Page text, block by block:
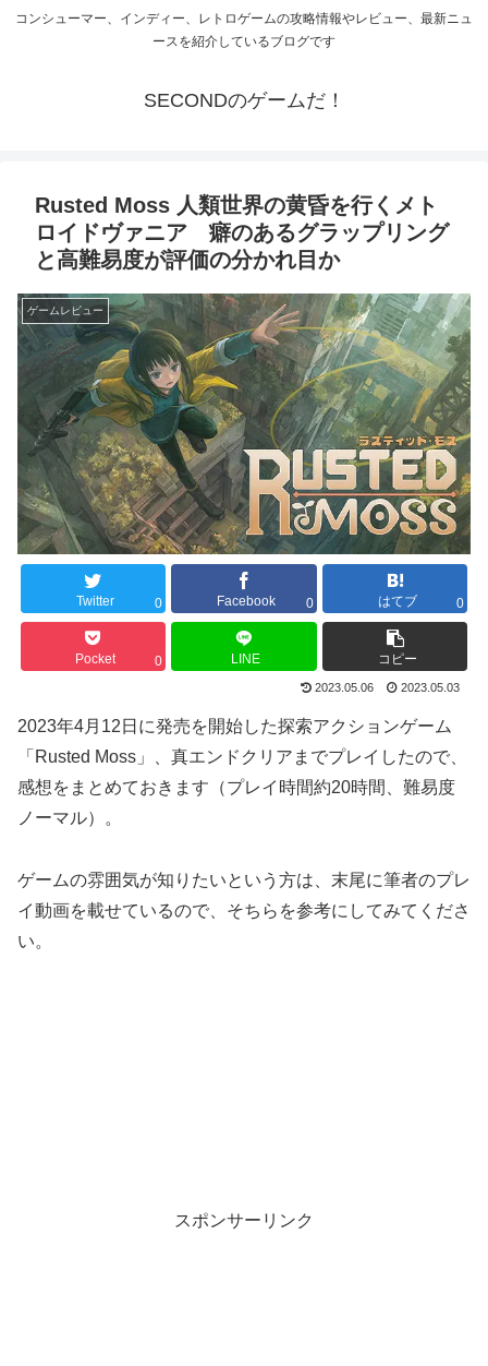
コンシューマー、インディー、レトロゲームの攻略情報やレビュー、最新ニュ
ースを紹介しているブログです
SECONDのゲームだ！
Rusted Moss 人類世界の黄昏を行くメト
ロイドヴァニア 癖のあるグラップリング
と高難易度が評価の分かれ目か
ゲームレビュー
Twitter 0 Facebook 0 はてブ 0
Pocket 0 LINE コピー
2023.05.06 2023.05.03
2023年4月12日に発売を開始した探索アクションゲーム
「Rusted Moss」、真エンドクリアまでプレイしたので、
感想をまとめておきます（プレイ時間約20時間、難易度
ノーマル）。
ゲームの雰囲気が知りたいという方は、末尾に筆者のプレ
イ動画を載せているので、そちらを参考にしてみてくださ
い。
スポンサーリンク